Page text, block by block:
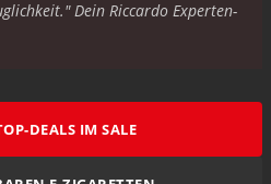
Dein Riccardo Experten-
DEALS IM SALE